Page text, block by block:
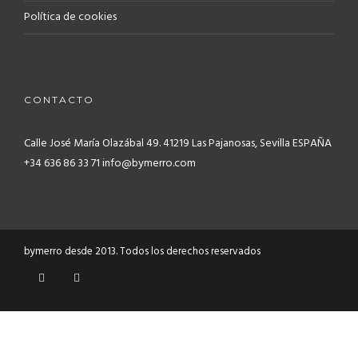
Política de cookies
CONTACTO
Calle José María Olazábal 49. 41219Las Pajanosas, Sevilla ESPAÑA
+34 636 86 33 71 info@bymerro.com
bymerro desde 2013. Todos los derechos reservados